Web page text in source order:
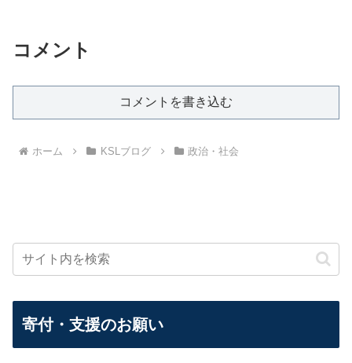
コメント
コメントを書き込む
ホーム KSLブログ 政治・社会
寄付・支援のお願い